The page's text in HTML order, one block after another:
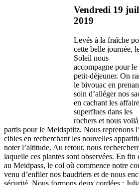
Vendredi 19
2019
Levés à la fraîche
cette belle journée,
Soleil nous
accompagne pour le
petit-déjeuner. On
le bivouac en
soin d’alléger nos
en cachant les
superflues dans les
rochers et nous voilà
partis pour le Meidsptitz. Nous reprenons
cibles en recherchant les nouvelles
noter l’altitude. Au retour, nous
laquelle ces plantes sont observées. En
au Meidpass, le col où commence notre
venu d’enfiler nos baudriers et de nous
sécurité. Nous formons deux cordées :